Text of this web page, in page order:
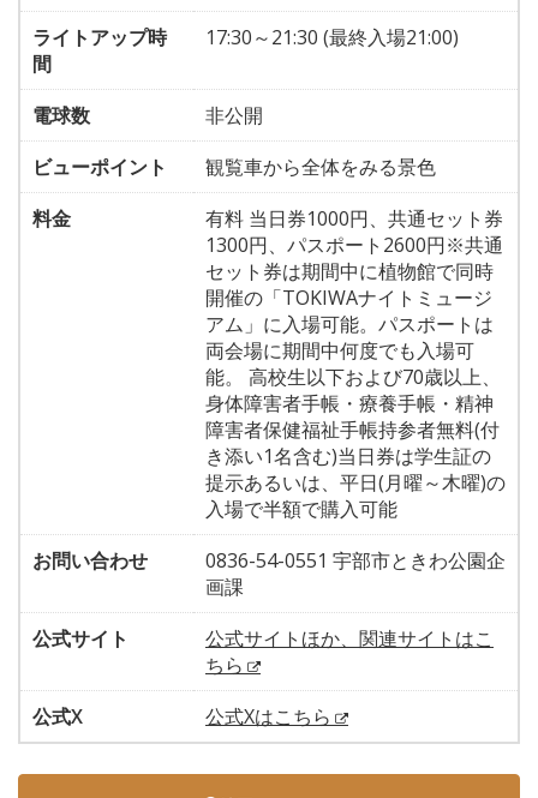
ライトアップ時
間
17:30～21:30 (最終入場21:00)
電球数
非公開
ビューポイント
観覧車から全体をみる景色
料金
有料 当日券1000円、共通セット券
1300円、パスポート2600円※共通
セット券は期間中に植物館で同時
開催の「TOKIWAナイトミュージ
アム」に入場可能。パスポートは
両会場に期間中何度でも入場可
能。 高校生以下および70歳以上、
身体障害者手帳・療養手帳・精神
障害者保健福祉手帳持参者無料(付
き添い1名含む)当日券は学生証の
提示あるいは、平日(月曜～木曜)の
入場で半額で購入可能
お問い合わせ
0836-54-0551 宇部市ときわ公園企
画課
公式サイト
公式サイトほか、関連サイトはこ
ちら
公式X
公式Xはこちら